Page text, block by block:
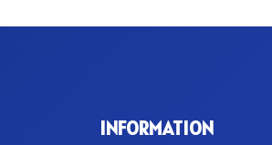
INFORMATION